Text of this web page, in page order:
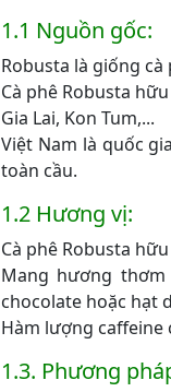
1.1 Nguồn gốc:
Robusta là giống
Cà phê Robusta
Gia Lai, Kon Tum,...
Việt Nam là quốc
toàn cầu.
1.2 Hương vị:
Cà phê Robusta
Mang hương
chocolate hoặc hạt
Hàm lượng caffeine
1.3. Phương